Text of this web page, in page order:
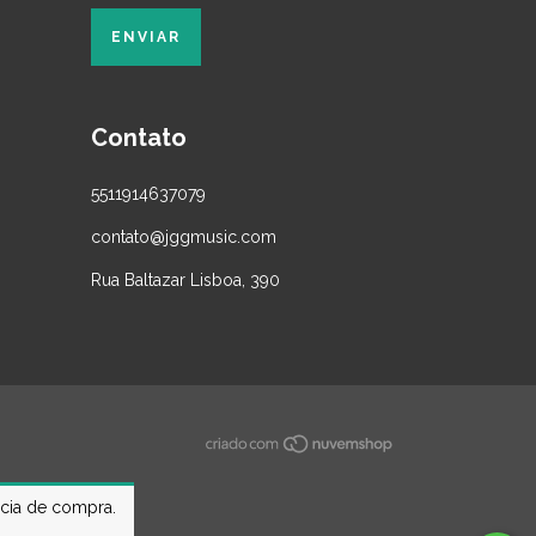
de compra.
Contato
5511914637079
contato@jggmusic.com
Rua Baltazar Lisboa, 390